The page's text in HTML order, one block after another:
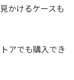
かけるケースも
アでも購入でき